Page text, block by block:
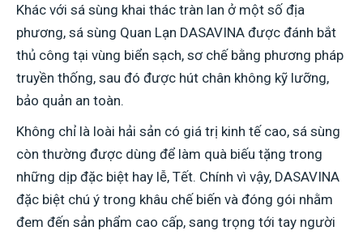
Khác với sá sùng khai thác tràn lan ở một số địa
phương, sá sùng Quan Lạn DASAVINA được đánh bắt
thủ công tại vùng biển sạch, sơ chế bằng phương pháp
truyền thống, sau đó được hút chân không kỹ lưỡng,
bảo quản an toàn.
Không chỉ là loài hải sản có giá trị kinh tế cao, sá sùng
còn thường được dùng để làm quà biếu tặng trong
những dịp đặc biệt hay lễ, Tết. Chính vì vậy, DASAVINA
đặc biệt chú ý trong khâu chế biến và đóng gói nhằm
đem đến sản phẩm cao cấp, sang trọng tới tay người